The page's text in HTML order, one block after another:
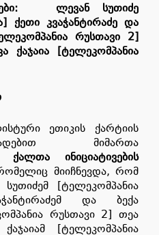
ლევან სუთიძე
ქეთი კვაჭანტირაძე და
რუსთავი 2]
ქაჯაია [ტელეკომპანია
ეთიკის ქარტიის
მიმართა
ქალთა ინიციატივების
მიიჩნევდა, რომ
[ტელეკომპანია
და ბექა
რუსთავი 2] თეა
[ტელეკომპანია